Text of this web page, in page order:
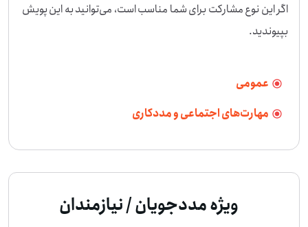
اگر این نوع مشارکت برای شما مناسب است، می‌توانید به این پویش
بپیوندید.
عمومی
مهارت‌های اجتماعی و مددکاری
ویژه مددجویان / نیازمندان